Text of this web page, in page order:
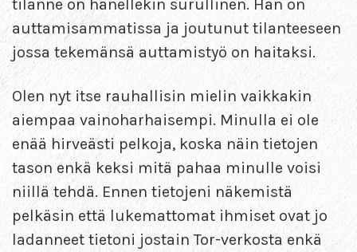
tilanne on hänellekin surullinen. Hän on
auttamisammatissa ja joutunut tilanteeseen
jossa tekemänsä auttamistyö on haitaksi.
Olen nyt itse rauhallisin mielin vaikkakin
aiempaa vainoharhaisempi. Minulla ei ole
enää hirveästi pelkoja, koska näin tietojen
tason enkä keksi mitä pahaa minulle voisi
niillä tehdä. Ennen tietojeni näkemistä
pelkäsin että lukemattomat ihmiset ovat jo
ladanneet tietoni jostain Tor-verkosta enkä